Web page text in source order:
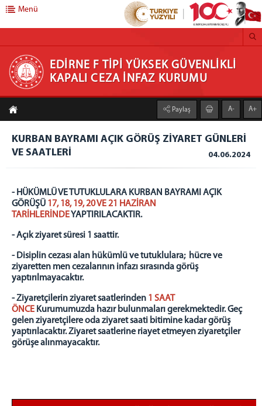
EDİRNE F TİPİ YÜKSEK GÜVENLİKLİ KAPALI
CEZA İNFAZ KURUMU
KURUMUMUZ
Kurum Hakkında
Birimlerimiz
Eğitim Birimi
Sosyal Faaliyetler
ZİYARETÇİ REHBERİ
Ziyaret Günleri ve Saatleri
Telefonla Görüşme
Telefon Görüş Günleri
Gerekli Evraklar
Para Yatırma
Eşya Teslim Kuralları
Sıkça Sorulan Sorular
Menü
EDİRNE F TİPİ YÜKSEK GÜVENLİKLİ
KAPALI CEZA İNFAZ KURUMU
Paylaş A- A+
KURBAN BAYRAMI AÇIK GÖRÜŞ ZİYARET GÜNLERİ
VE SAATLERİ
04.06.2024
- HÜKÜMLÜ VE TUTUKLULARA KURBAN BAYRAMI AÇIK
GÖRÜŞÜ 17, 18, 19, 20 VE 21 HAZİRAN
TARİHLERİNDEYAPTIRILACAKTIR.
- Açık ziyaret süresi 1 saattir.
- Disiplin cezası alan hükümlü ve tutuklulara; hücre ve
ziyaretten men cezalarının infazı sırasında görüş
yaptırılmayacaktır.
- Ziyaretçilerin ziyaret saatlerinden 1 SAAT
ÖNCE Kurumumuzda hazır bulunmaları gerekmektedir. Geç
gelen ziyaretçilere oda ziyaret saati bitimine kadar görüş
yaptırılacaktır. Ziyaret saatlerine riayet etmeyen ziyaretçiler
görüşe alınmayacaktır.